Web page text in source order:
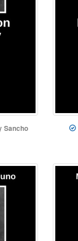
Sancho